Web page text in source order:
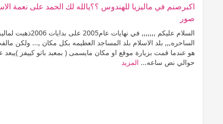
اكبرصنم في ماليزيا للهندوس ؟؟يالله لك الحمد على نعمة
صور
السلام عليكم ,,,,,,, في نهايات عام2005 على بدايات
الساحره,,, بلد الاسلام بلد المساجد العظيمه بكل مكان ,... ولكن
هو عندما قمت بزيارة موقع او مكان مايسمى ( بمعبد باتو كييفز )يبعد
حوالي نص ساعه... المزيد